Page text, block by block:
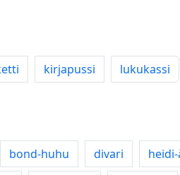
kirjapussi lukukassi
bond-huhu divari